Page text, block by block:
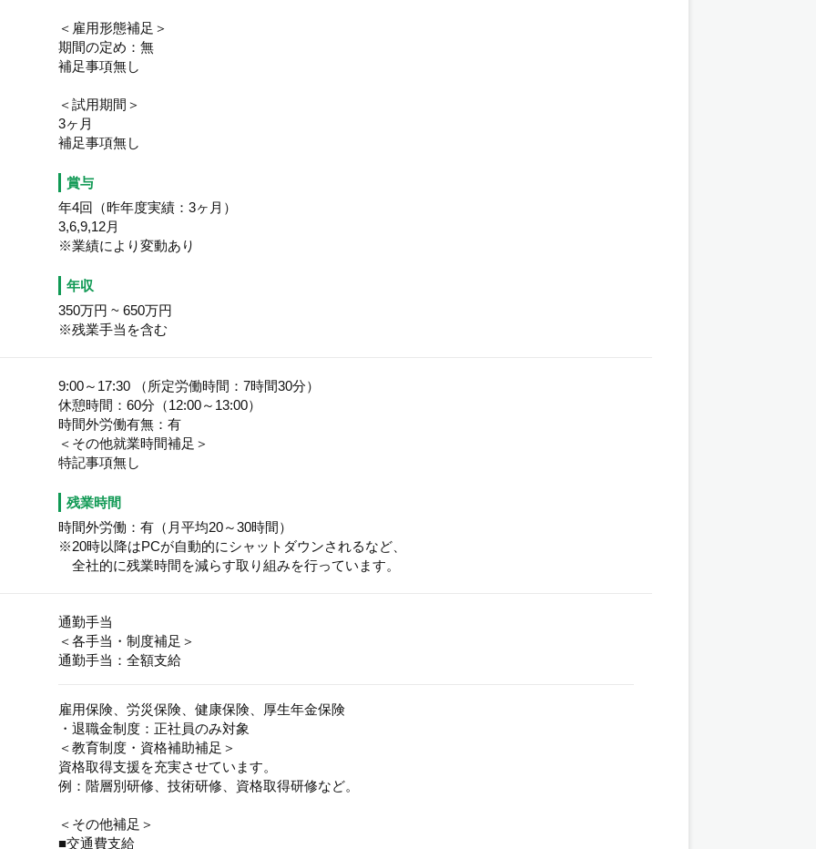
＜雇用形態補足＞
期間の定め：無
補足事項無し
＜試用期間＞
3ヶ月
補足事項無し
賞与
年4回（昨年度実績：3ヶ月）
3,6,9,12月
※業績により変動あり
年収
350万円 ~ 650万円
※残業手当を含む
9:00～17:30 （所定労働時間：7時間30分）
休憩時間：60分（12:00～13:00）
時間外労働有無：有
＜その他就業時間補足＞
特記事項無し
残業時間
時間外労働：有（月平均20～30時間）
※20時以降はPCが⾃動的にシャットダウンされるなど、
全社的に残業時間を減らす取り組みを⾏っています。
通勤手当
＜各手当・制度補足＞
通勤手当：全額支給
雇用保険、労災保険、健康保険、厚生年金保険
・退職金制度：正社員のみ対象
＜教育制度・資格補助補足＞
資格取得支援を充実させています。
例：階層別研修、技術研修、資格取得研修など。
＜その他補足＞
■交通費支給